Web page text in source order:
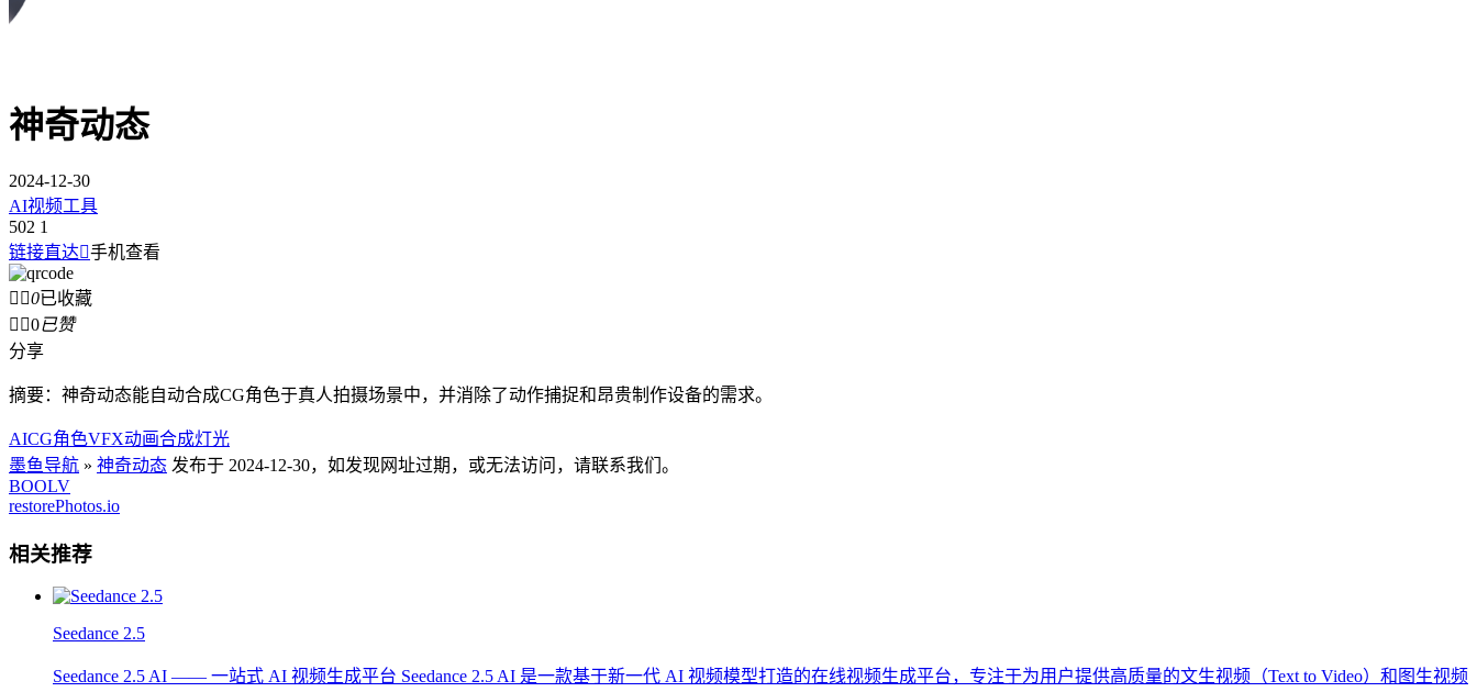
神奇动态
2024-12-30
AI视频工具
502 1
链接直达手机查看
 0已收藏
 0已赞
分享
摘要：神奇动态能自动合成CG角色于真人拍摄场景中，并消除了动作捕捉和昂贵制作设备的需求。
AICG角色VFX动画合成灯光
墨鱼导航 » 神奇动态 发布于 2024-12-30，如发现网址过期，或无法访问，请联系我们。
BOOLV
restorePhotos.io
相关推荐
Seedance 2.5
Seedance 2.5 AI —— 一站式 AI 视频生成平台 Seedance 2.5 AI 是一款基于新一代 AI 视频模型打造的在线视频生成平台，专注于为用户提供高质量的文生视频（Text to Video）和图生视频